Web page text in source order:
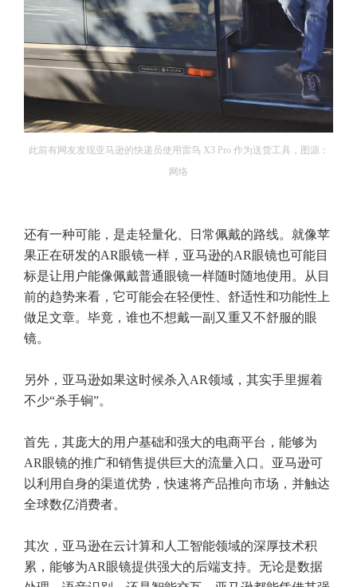
此前有网友发现亚马逊的快递员使用雷鸟 X3 Pro 作为送货工具，图源：
网络
还有一种可能，是走轻量化、日常佩戴的路线。就像苹
果正在研发的AR眼镜一样，亚马逊的AR眼镜也可能目
标是让用户能像佩戴普通眼镜一样随时随地使用。从目
前的趋势来看，它可能会在轻便性、舒适性和功能性上
做足文章。毕竟，谁也不想戴一副又重又不舒服的眼
镜。
另外，亚马逊如果这时候杀入AR领域，其实手里握着
不少“杀手锏”。
首先，其庞大的用户基础和强大的电商平台，能够为
AR眼镜的推广和销售提供巨大的流量入口。亚马逊可
以利用自身的渠道优势，快速将产品推向市场，并触达
全球数亿消费者。
其次，亚马逊在云计算和人工智能领域的深厚技术积
累，能够为AR眼镜提供强大的后端支持。无论是数据